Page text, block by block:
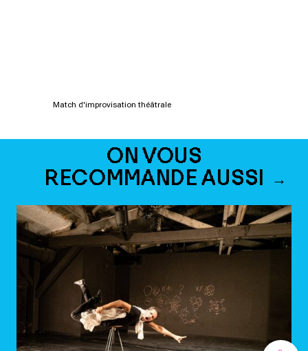
Match d'improvisation théâtrale
ON VOUS
RECOMMANDE AUSSI